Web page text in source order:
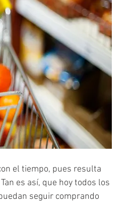
el tiempo, pues resulta
es así, que hoy todos los
seguir comprando